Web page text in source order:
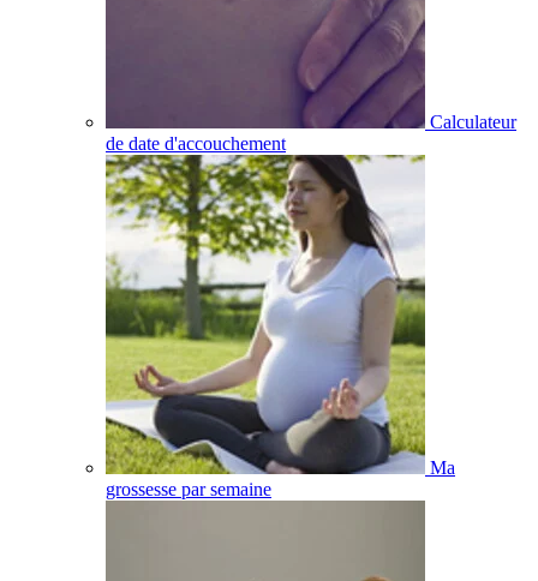
Calculateur
de date d'accouchement
Ma
grossesse par semaine